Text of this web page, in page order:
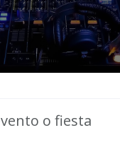
o fiesta